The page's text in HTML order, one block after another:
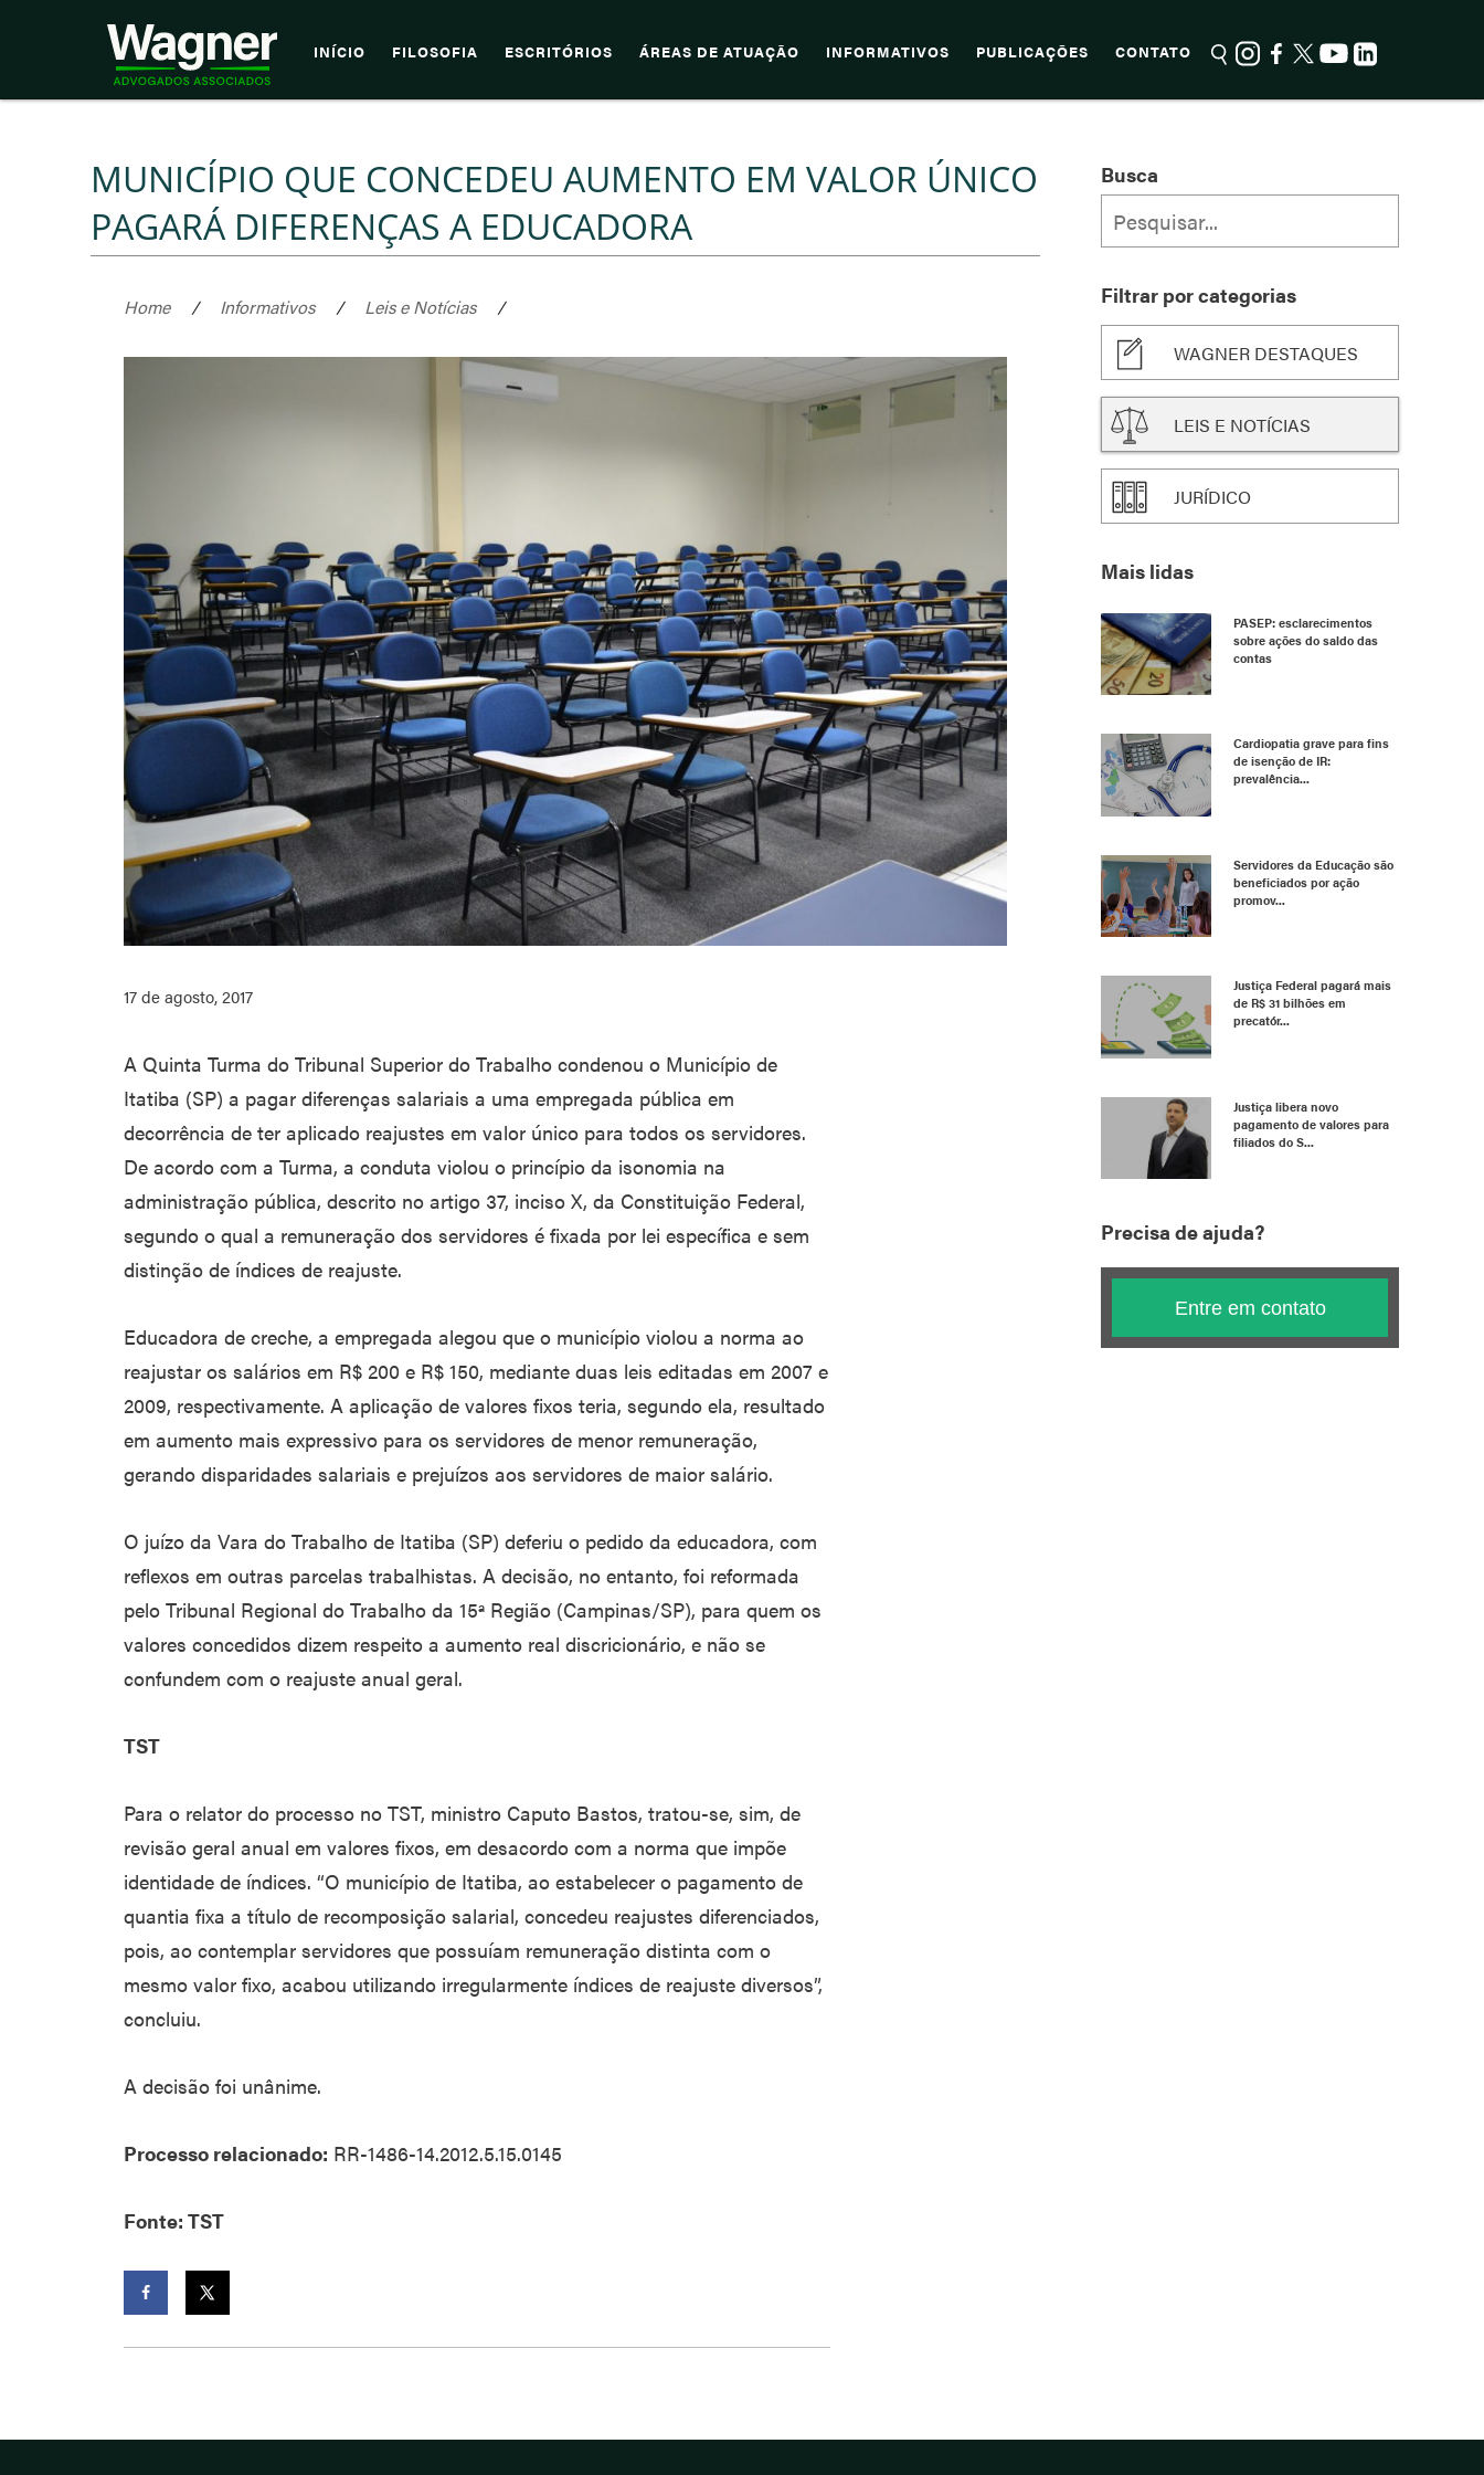
INÍCIO FILOSOFIA ESCRITÓRIOS ÁREAS DE ATUAÇÃO INFORMATIVOS PUBLICAÇÕES CONTATO
MUNICÍPIO QUE CONCEDEU AUMENTO EM VALOR ÚNICO
PAGARÁ DIFERENÇAS A EDUCADORA
Home / Informativos / Leis e Notícias /
17 de agosto, 2017
A Quinta Turma do Tribunal Superior do Trabalho condenou o Município de
Itatiba (SP) a pagar diferenças salariais a uma empregada pública em
decorrência de ter aplicado reajustes em valor único para todos os servidores.
De acordo com a Turma, a conduta violou o princípio da isonomia na
administração pública, descrito no artigo 37, inciso X, da Constituição Federal,
segundo o qual a remuneração dos servidores é fixada por lei específica e sem
distinção de índices de reajuste.
Educadora de creche, a empregada alegou que o município violou a norma ao
reajustar os salários em R$ 200 e R$ 150, mediante duas leis editadas em 2007 e
2009, respectivamente. A aplicação de valores fixos teria, segundo ela, resultado
em aumento mais expressivo para os servidores de menor remuneração,
gerando disparidades salariais e prejuízos aos servidores de maior salário.
O juízo da Vara do Trabalho de Itatiba (SP) deferiu o pedido da educadora, com
reflexos em outras parcelas trabalhistas. A decisão, no entanto, foi reformada
pelo Tribunal Regional do Trabalho da 15ª Região (Campinas/SP), para quem os
valores concedidos dizem respeito a aumento real discricionário, e não se
confundem com o reajuste anual geral.
TST
Para o relator do processo no TST, ministro Caputo Bastos, tratou-se, sim, de
revisão geral anual em valores fixos, em desacordo com a norma que impõe
identidade de índices. “O município de Itatiba, ao estabelecer o pagamento de
quantia fixa a título de recomposição salarial, concedeu reajustes diferenciados,
pois, ao contemplar servidores que possuíam remuneração distinta com o
mesmo valor fixo, acabou utilizando irregularmente índices de reajuste diversos”,
concluiu.
A decisão foi unânime.
Processo relacionado: RR-1486-14.2012.5.15.0145
Fonte: TST
Busca
Filtrar por categorias
WAGNER DESTAQUES
LEIS E NOTÍCIAS
JURÍDICO
Mais lidas
PASEP: esclarecimentos
sobre ações do saldo das
contas
Cardiopatia grave para fins
de isenção de IR:
prevalência...
Servidores da Educação são
beneficiados por ação
promov...
Justiça Federal pagará mais
de R$ 31 bilhões em
precatór...
Justiça libera novo
pagamento de valores para
filiados do S...
Precisa de ajuda?
Entre em contato